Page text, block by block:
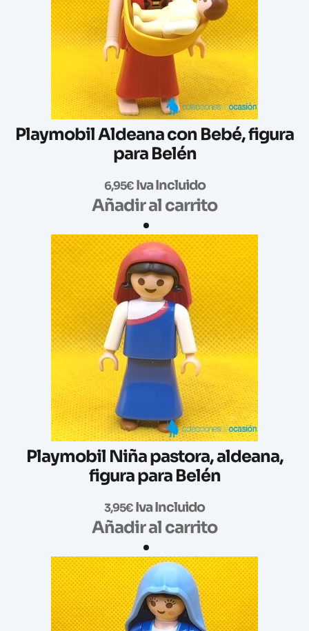
Playmobil Aldeana con Bebé, figura
para Belén
6,95€ Iva Incluido
Añadir al carrito
Playmobil Niña pastora, aldeana,
figura para Belén
3,95€ Iva Incluido
Añadir al carrito